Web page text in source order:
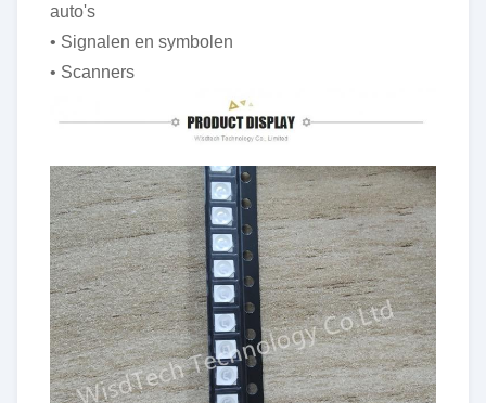
auto's
• Signalen en symbolen
• Scanners